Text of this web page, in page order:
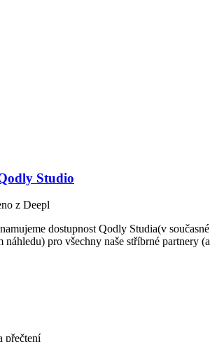
Studio
z Deepl
dostupnost Qodly Studia(v současné
náhledu) pro všechny naše stříbrné partnery (a
přečtení